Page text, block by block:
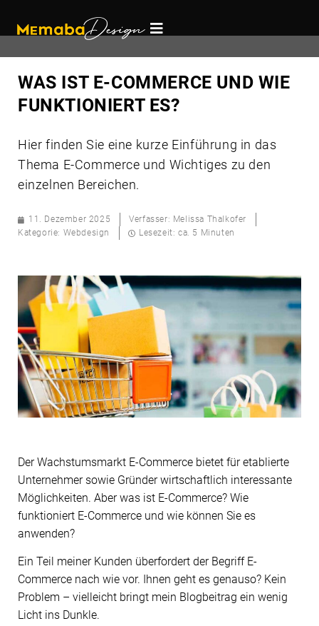
WAS IST E-COMMERCE UND WIE
FUNKTIONIERT ES?
Hier finden Sie eine kurze Einführung in das
Thema E-Commerce und Wichtiges zu den
einzelnen Bereichen.
11. Dezember 2025 Verfasser: Melissa Thalkofer
Kategorie: Webdesign Lesezeit: ca. 5 Minuten
Der Wachstumsmarkt E-Commerce bietet für etablierte
Unternehmer sowie Gründer wirtschaftlich interessante
Möglichkeiten. Aber was ist E-Commerce? Wie
funktioniert E-Commerce und wie können Sie es
anwenden?
Ein Teil meiner Kunden überfordert der Begriff E-
Commerce nach wie vor. Ihnen geht es genauso? Kein
Problem – vielleicht bringt mein Blogbeitrag ein wenig
Licht ins Dunkle.